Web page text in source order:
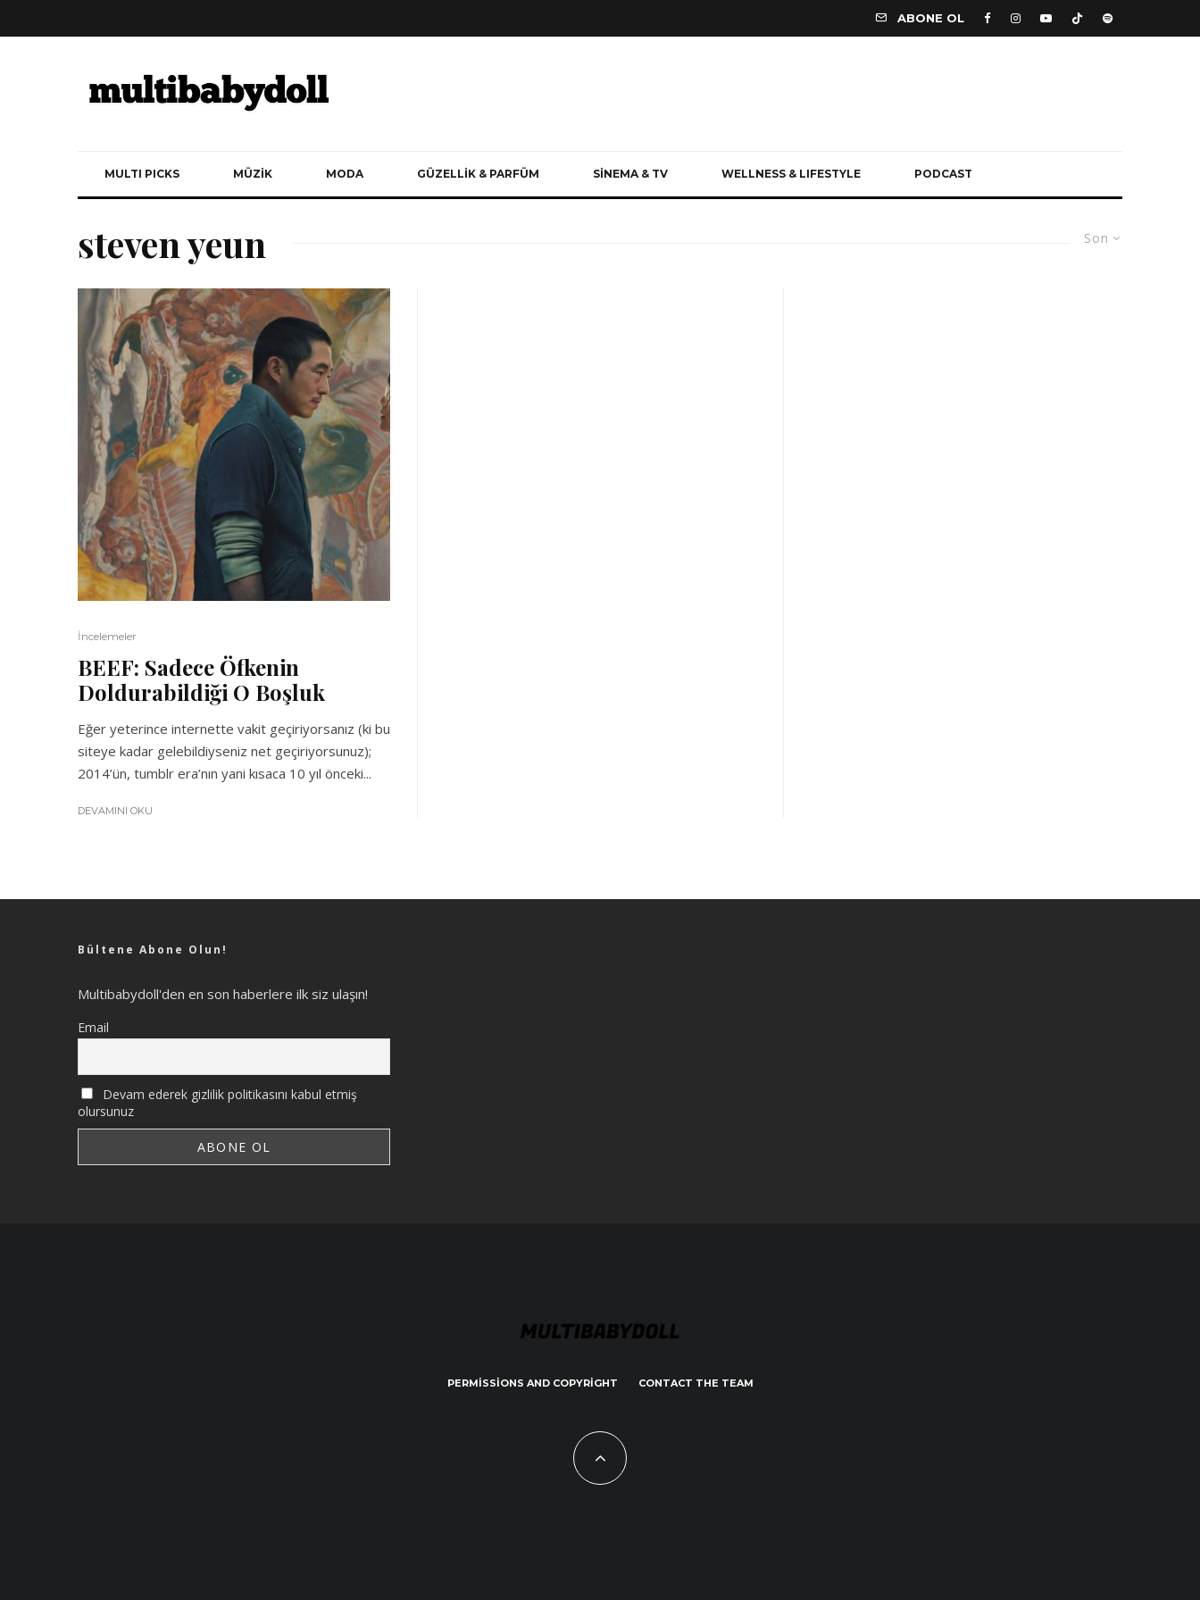
ABONE OL
MULTI PICKS MÜZİK MODA GÜZELLİK & PARFÜM SİNEMA & TV WELLNESS & LIFESTYLE PODCAST
Son
steven yeun
İncelemeler
BEEF: Sadece Öfkenin
Doldurabildiği O Boşluk
Eğer yeterince internette vakit geçiriyorsanız (ki bu
siteye kadar gelebildiyseniz net geçiriyorsunuz);
2014’ün, tumblr era’nın yani kısaca 10 yıl önceki...
DEVAMINI OKU
Bültene Abone Olun!
Multibabydoll'den en son haberlere ilk siz ulaşın!
Email
Devam ederek gizlilik politikasını kabul etmiş
olursunuz
PERMISSIONS AND COPYRIGHT CONTACT THE TEAM